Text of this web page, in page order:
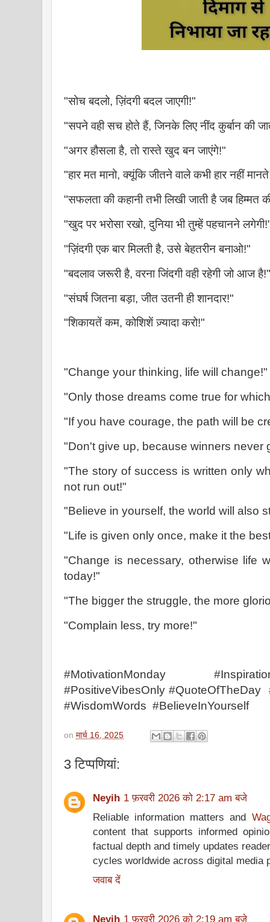
"सोच बदलो, ज़िंदगी बदल जाएगी!"
"सपने वही सच होते हैं, जिनके लिए नींद कुर्बान की
"अगर हौसला है, तो रास्ते खुद बन जाएंगे!"
"हार मत मानो, क्यूंकि जीतने वाले कभी हार नहीं
"सफलता की कहानी तभी लिखी जाती है जब हिम्मत
"खुद पर भरोसा रखो, दुनिया भी तुम्हें पहचानने
"ज़िंदगी एक बार मिलती है, उसे बेहतरीन बनाओ!"
"बदलाव जरूरी है, वरना जिंदगी वही रहेगी जो आज है!"
"संघर्ष जितना बड़ा, जीत उतनी ही शानदार!"
"शिकायतें कम, कोशिशें ज़्यादा करो!"
"Change your thinking, life will change!"
"Only those dreams come true for
"If you have courage, the path will be
"Don't give up, because winners never
"The story of success is written only
not run out!"
"Believe in yourself, the world will also
"Life is given only once, make it the
"Change is necessary, otherwise life
today!"
"The bigger the struggle, the more
"Complain less, try more!"
#MotivationMonday
#PositiveVibesOnly #QuoteOfTheDay
#WisdomWords #BelieveInYourself
on मार्च 16, 2025
3 टिप्‍पणियां:
Neyih 1 फ़रवरी 2026 को 2:17 am बजे
Reliable information matters and
content that supports informed
factual depth and timely updates
cycles worldwide across digital media
जवाब दें
Neyih 1 फ़रवरी 2026 को 2:19 am बजे